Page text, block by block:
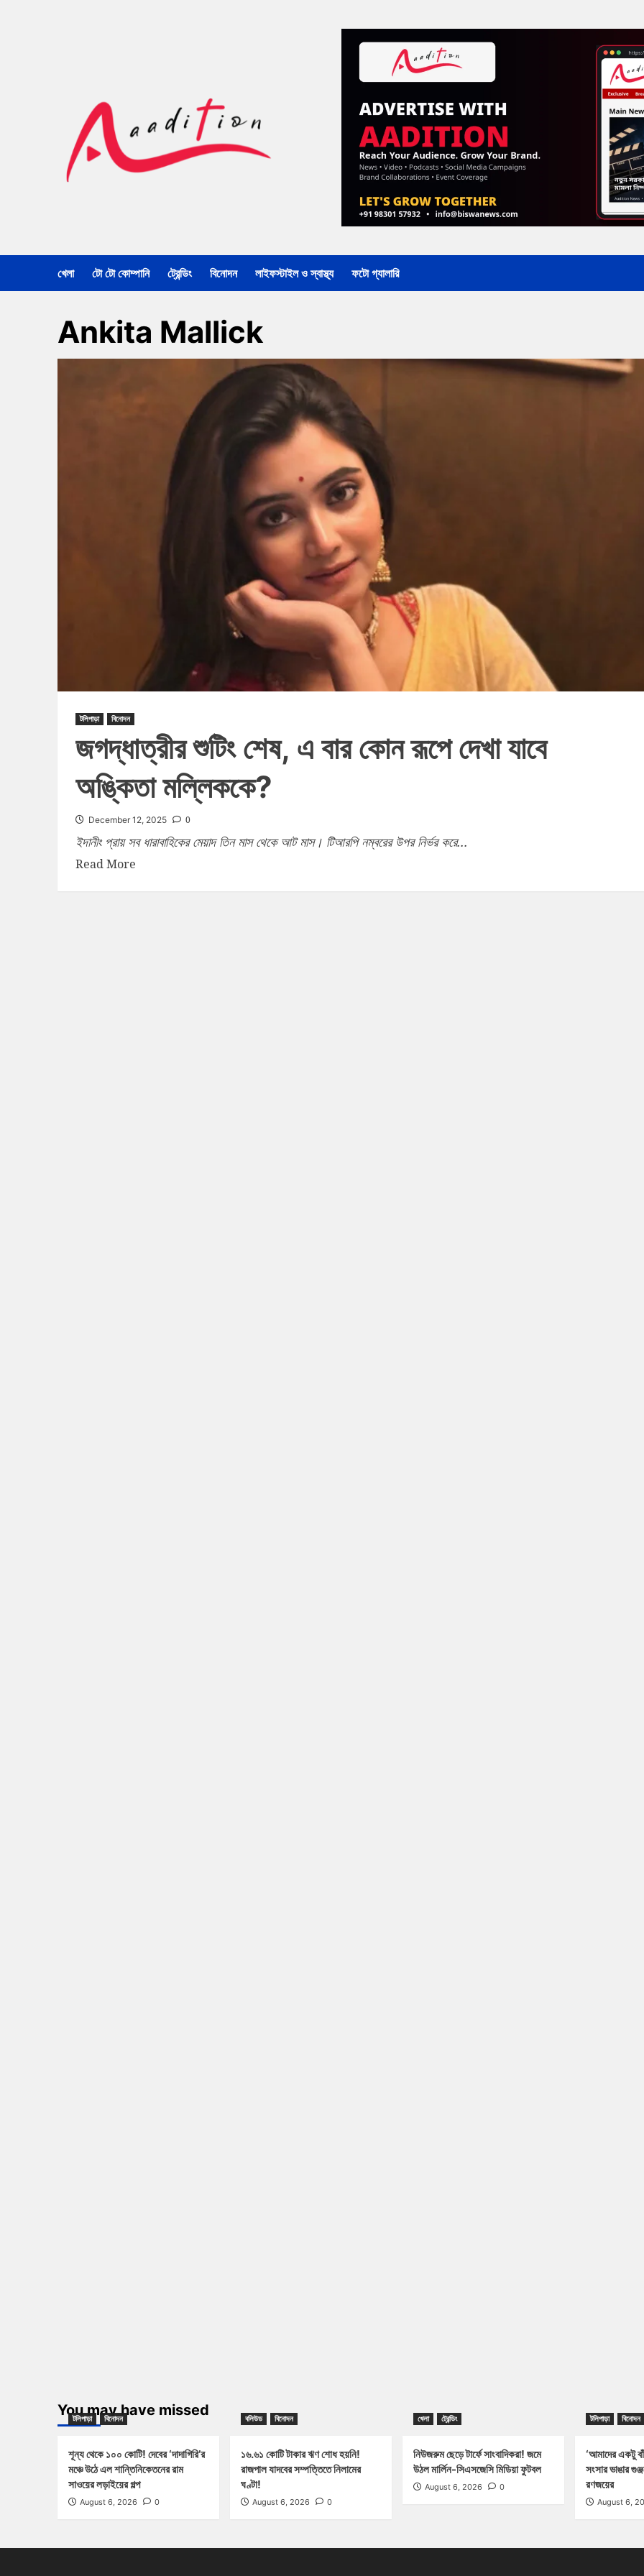
খেলা টো টো কোম্পানি ট্রেন্ডিং বিনোদন লাইফস্টাইল ও স্বাস্থ্য ফটো গ্যালারি
Ankita Mallick
টলিপাড়া বিনোদন
জগদ্ধাত্রীর শুটিং শেষ, এ বার কোন রূপে দেখা যাবে
অঙ্কিতা মল্লিককে?
December 12, 2025 0
ইদানীং প্রায় সব ধারাবাহিকের মেয়াদ তিন মাস থেকে আট মাস। টিআরপি নম্বরের উপর নির্ভর করে...
Read More
You may have missed
টলিপাড়া বিনোদন
শূন্য থেকে ১০০ কোটি! দেবের ‘দাদাগিরি’র
মঞ্চে উঠে এল শান্তিনিকেতনের রাম
সাওয়ের লড়াইয়ের গল্প
August 6, 2026 0
বলিউড বিনোদন
১৬.৬১ কোটি টাকার ঋণ শোধ হয়নি!
রাজপাল যাদবের সম্পত্তিতে নিলামের
ঘণ্টা!
August 6, 2026 0
খেলা ট্রেন্ডিং
নিউজরুম ছেড়ে টার্ফে সাংবাদিকরা! জমে
উঠল মার্লিন-সিএসজেসি মিডিয়া ফুটবল
August 6, 2026 0
টলিপাড়া বিনোদন
‘আমাদের একটু
সংসার ভাঙার
রণজয়ের
August 6,